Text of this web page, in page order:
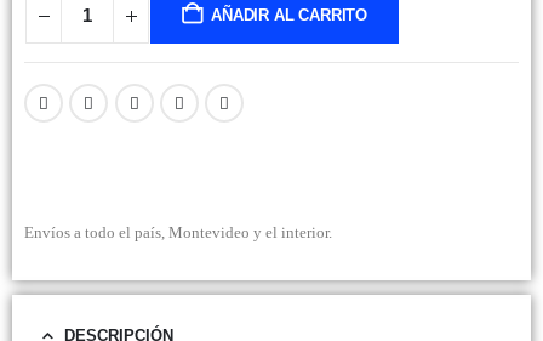
AÑADIR AL CARRITO
Envíos a todo el país, Montevideo y el interior.
DESCRIPCIÓN